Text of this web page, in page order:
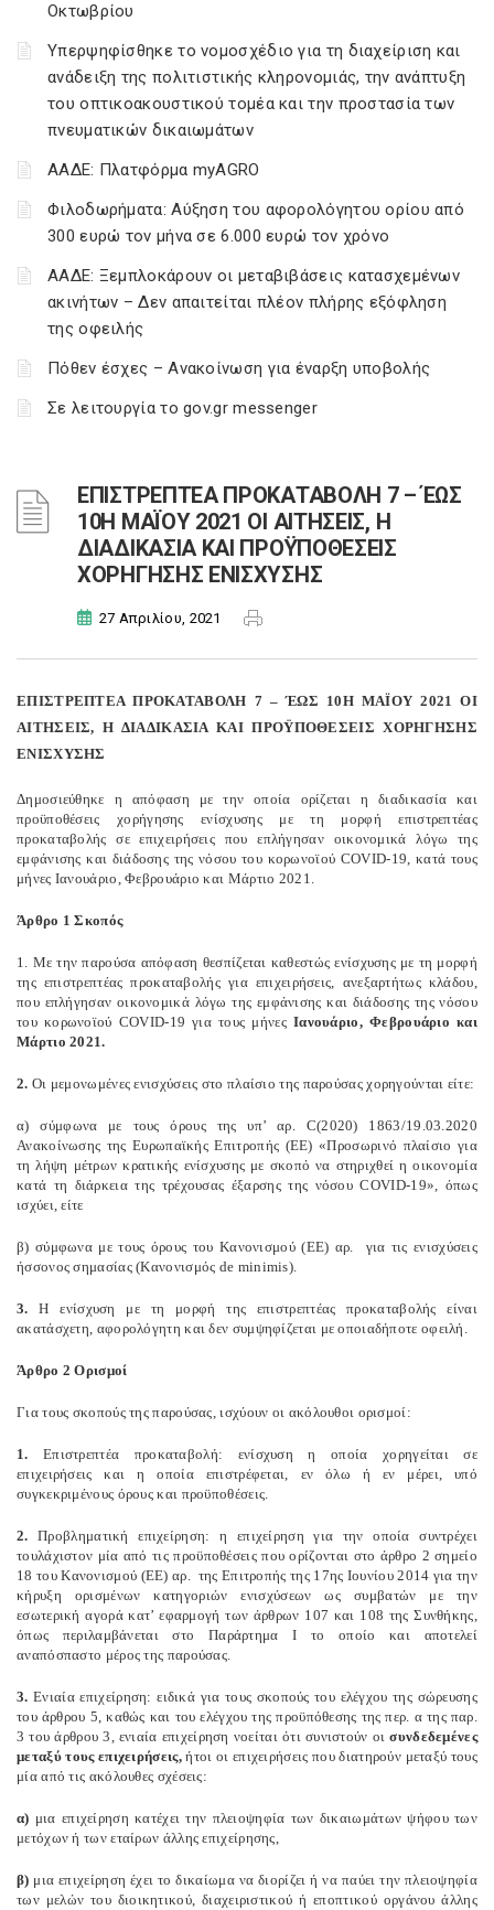
Οκτωβρίου
Υπερψηφίσθηκε το νομοσχέδιο για τη διαχείριση και
ανάδειξη της πολιτιστικής κληρονομιάς, την ανάπτυξη
του οπτικοακουστικού τομέα και την προστασία των
πνευματικών δικαιωμάτων
ΑΑΔΕ: Πλατφόρμα myAGRO
Φιλοδωρήματα: Αύξηση του αφορολόγητου ορίου από
300 ευρώ τον μήνα σε 6.000 ευρώ τον χρόνο
ΑΑΔΕ: Ξεμπλοκάρουν οι μεταβιβάσεις κατασχεμένων
ακινήτων – Δεν απαιτείται πλέον πλήρης εξόφληση
της οφειλής
Πόθεν έσχες – Ανακοίνωση για έναρξη υποβολής
Σε λειτουργία το gov.gr messenger
ΕΠΙΣΤΡΕΠΤΕΑ ΠΡΟΚΑΤΑΒΟΛΗ 7 – ΈΩΣ
10Η ΜΑΪΟΥ 2021 ΟΙ ΑΙΤΗΣΕΙΣ, Η
ΔΙΑΔΙΚΑΣΙΑ ΚΑΙ ΠΡΟΫΠΟΘΕΣΕΙΣ
ΧΟΡΗΓΗΣΗΣ ΕΝΙΣΧΥΣΗΣ
27 Απριλίου, 2021
ΕΠΙΣΤΡΕΠΤΕΑ ΠΡΟΚΑΤΑΒΟΛΗ 7 – ΈΩΣ 10Η ΜΑΪΟΥ 2021 ΟΙ
ΑΙΤΗΣΕΙΣ, Η ΔΙΑΔΙΚΑΣΙΑ ΚΑΙ ΠΡΟΫΠΟΘΕΣΕΙΣ ΧΟΡΗΓΗΣΗΣ
ΕΝΙΣΧΥΣΗΣ
Δημοσιεύθηκε η απόφαση με την οποία ορίζεται η διαδικασία και
προϋποθέσεις χορήγησης ενίσχυσης με τη μορφή επιστρεπτέας
προκαταβολής σε επιχειρήσεις που επλήγησαν οικονομικά λόγω της
εμφάνισης και διάδοσης της νόσου του κορωνοϊού COVID-19, κατά τους
μήνες Ιανουάριο, Φεβρουάριο και Μάρτιο 2021.
Άρθρο 1 Σκοπός
1. Με την παρούσα απόφαση θεσπίζεται καθεστώς ενίσχυσης με τη μορφή
της επιστρεπτέας προκαταβολής για επιχειρήσεις, ανεξαρτήτως κλάδου,
που επλήγησαν οικονομικά λόγω της εμφάνισης και διάδοσης της νόσου
του κορωνοϊού COVID-19 για τους μήνες Ιανουάριο, Φεβρουάριο και
Μάρτιο 2021.
2. Οι μεμονωμένες ενισχύσεις στο πλαίσιο της παρούσας χορηγούνται είτε:
α) σύμφωνα με τους όρους της υπ’ αρ. C(2020) 1863/19.03.2020
Ανακοίνωσης της Ευρωπαϊκής Επιτροπής (ΕΕ) «Προσωρινό πλαίσιο για
τη λήψη μέτρων κρατικής ενίσχυσης με σκοπό να στηριχθεί η οικονομία
κατά τη διάρκεια της τρέχουσας έξαρσης της νόσου COVID-19», όπως
ισχύει, είτε
β) σύμφωνα με τους όρους του Κανονισμού (ΕΕ) αρ.
για τις ενισχύσεις
ήσσονος σημασίας (Κανονισμός de minimis).
3.Η ενίσχυση με τη μορφή της επιστρεπτέας προκαταβολής είναι
ακατάσχετη, αφορολόγητη και δεν συμψηφίζεται με οποιαδήποτε οφειλή.
Άρθρο 2 Ορισμοί
Για τους σκοπούς της παρούσας, ισχύουν οι ακόλουθοι ορισμοί:
1. Επιστρεπτέα προκαταβολή: ενίσχυση η οποία χορηγείται σε
επιχειρήσεις και η οποία επιστρέφεται, εν όλω ή εν μέρει, υπό
συγκεκριμένους όρους και προϋποθέσεις.
2. Προβληματική επιχείρηση: η επιχείρηση για την οποία συντρέχει
τουλάχιστον μία από τις προϋποθέσεις που ορίζονται στο άρθρο 2 σημείο
18 του Κανονισμού (ΕΕ) αρ. της Επιτροπής της 17ης Ιουνίου 2014 για την
κήρυξη ορισμένων κατηγοριών ενισχύσεων ως συμβατών με την
εσωτερική αγορά κατ’ εφαρμογή των άρθρων 107 και 108 της Συνθήκης,
όπως περιλαμβάνεται στο Παράρτημα Ι το οποίο και αποτελεί
αναπόσπαστο μέρος της παρούσας.
3. Ενιαία επιχείρηση: ειδικά για τους σκοπούς του ελέγχου της σώρευσης
του άρθρου 5, καθώς και του ελέγχου της προϋπόθεσης της περ. α της παρ.
3 του άρθρου 3, ενιαία επιχείρηση νοείται ότι συνιστούν οισυνδεδεμένες
μεταξύ τους επιχειρήσεις,ήτοι οι επιχειρήσεις που διατηρούν μεταξύ τους
μία από τις ακόλουθες σχέσεις:
α) μια επιχείρηση κατέχει την πλειοψηφία των δικαιωμάτων ψήφου των
μετόχων ή των εταίρων άλλης επιχείρησης,
β) μια επιχείρηση έχει το δικαίωμα να διορίζει ή να παύει την πλειοψηφία
των μελών του διοικητικού, διαχειριστικού ή εποπτικού οργάνου άλλης